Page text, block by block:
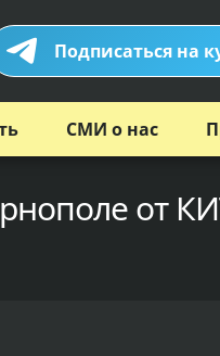
Подписаться на
СМИ о нас
от